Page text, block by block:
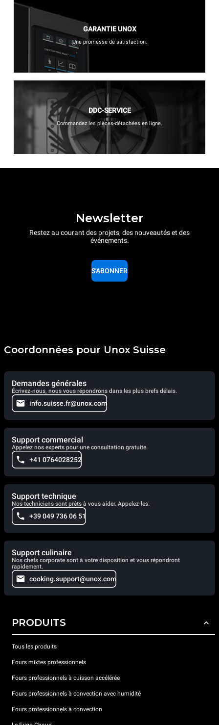
GARANTIE UNOX
Une promesse de satisfaction.
DDC-SERVICE
Commandez les pièces-détachées en ligne.
Newsletter
Restez au courant des projets, des nouveautés et des
événements.
S'ABONNER
Coordonnées pour Unox Suisse
Demandes générales
Écrivez-nous, nous vous répondrons dans les plus brefs délais.
info.suisse.fr@unox.com
Support commercial
Appelez nos experts pour une consultation gratuite.
+41 0764028252
Support technique
Nos techniciens sont prêts à vous aider. Appelez-les.
+39 049 736 06 51
Support culinaire
Nos chefs corporate sont à votre disposition et vous répondront
rapidement.
cooking.support@unox.com
PRODUITS
Tous les produits
Fours mixtes professionnels
Fours professionnels à cuisson accélérée
Fours professionnels à convection avec humidité
Fours professionnels à convection